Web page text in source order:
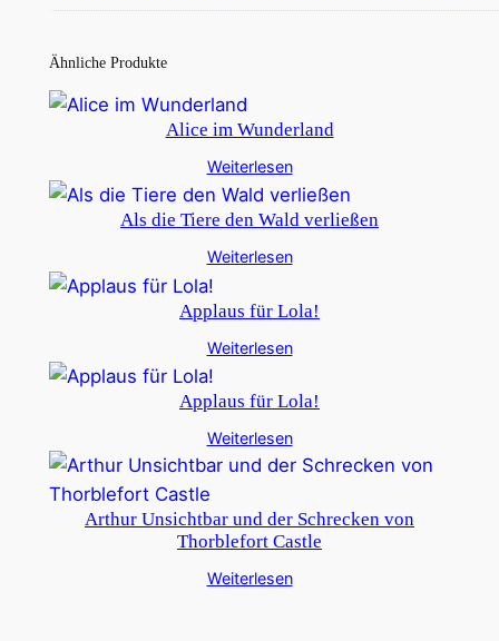
Ähnliche Produkte
Alice im Wunderland
Weiterlesen
Als die Tiere den Wald verließen
Weiterlesen
Applaus für Lola!
Weiterlesen
Applaus für Lola!
Weiterlesen
Arthur Unsichtbar und der Schrecken von
Thorblefort Castle
Weiterlesen